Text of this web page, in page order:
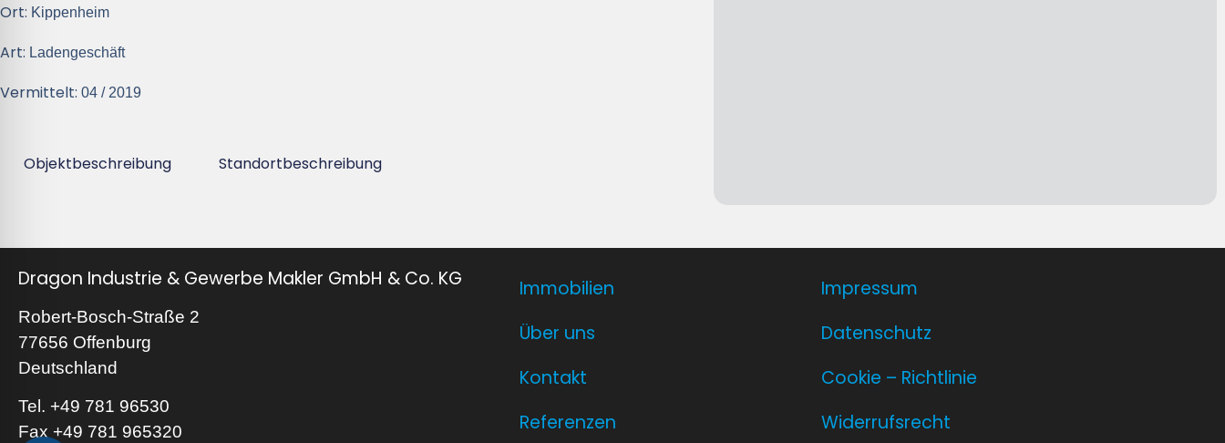
Ort: Kippenheim
Art: Ladengeschäft
Vermittelt: 04 / 2019
Objektbeschreibung Standortbeschreibung
Dragon Industrie & Gewerbe Makler GmbH & Co. KG
Robert-Bosch-Straße 2
77656 Offenburg
Deutschland
Tel. +49 781 96530
Fax +49 781 965320
Immobilien
Über uns
Kontakt
Referenzen
Impressum
Datenschutz
Cookie – Richtlinie
Widerrufsrecht